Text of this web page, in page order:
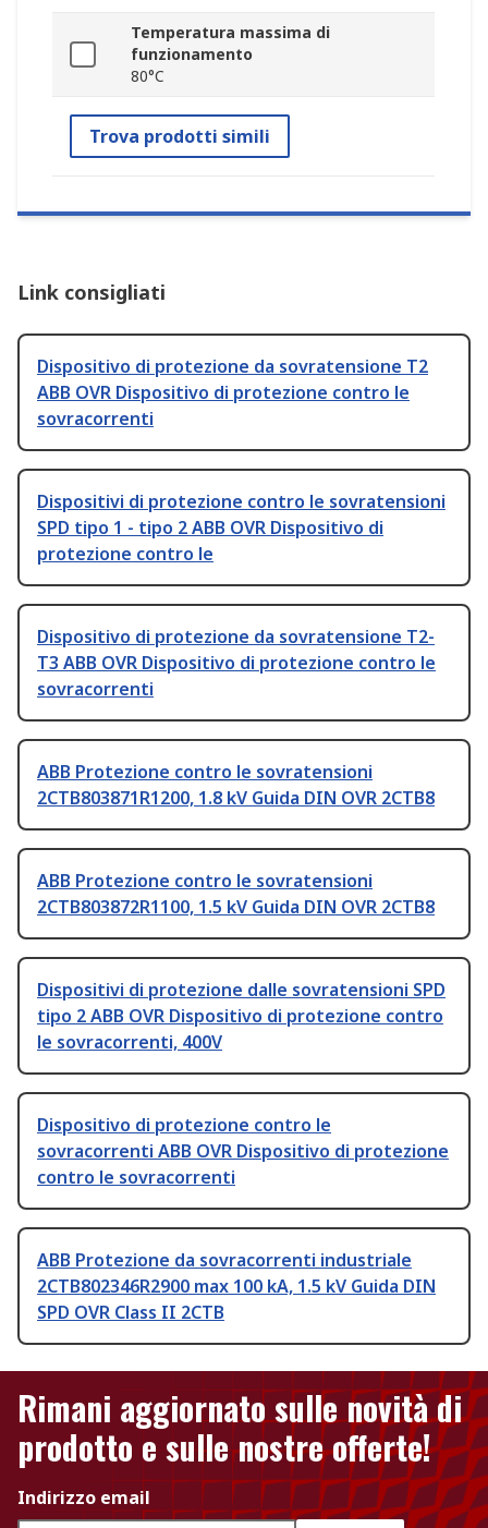
Temperatura massima di
funzionamento
80°C
Trova prodotti simili
Link consigliati
Dispositivo di protezione da sovratensione T2
ABB OVR Dispositivo di protezione contro le
sovracorrenti
Dispositivi di protezione contro le sovratensioni
SPD tipo 1 - tipo 2 ABB OVR Dispositivo di
protezione contro le
Dispositivo di protezione da sovratensione T2-
T3 ABB OVR Dispositivo di protezione contro le
sovracorrenti
ABB Protezione contro le sovratensioni
2CTB803871R1200, 1.8 kV Guida DIN OVR 2CTB8
ABB Protezione contro le sovratensioni
2CTB803872R1100, 1.5 kV Guida DIN OVR 2CTB8
Dispositivi di protezione dalle sovratensioni SPD
tipo 2 ABB OVR Dispositivo di protezione contro
le sovracorrenti, 400V
Dispositivo di protezione contro le
sovracorrenti ABB OVR Dispositivo di protezione
contro le sovracorrenti
ABB Protezione da sovracorrenti industriale
2CTB802346R2900 max 100 kA, 1.5 kV Guida DIN
SPD OVR Class II 2CTB
Rimani aggiornato sulle novità di
prodotto e sulle nostre offerte!
Indirizzo email